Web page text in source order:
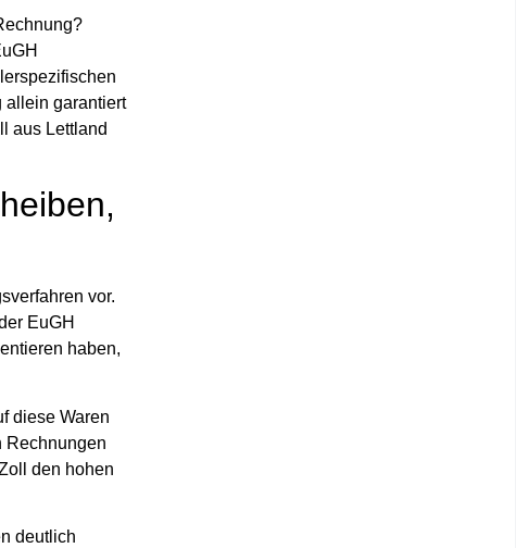
allein garantiert
aus Lettland
vor.
EuGH
haben,
diese Waren
Rechnungen
den hohen
deutlich